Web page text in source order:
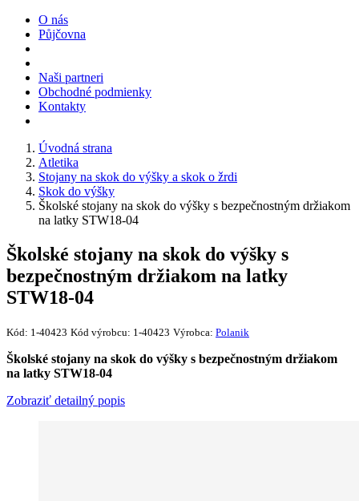
O nás
Půjčovna
Naši partneri
Obchodné podmienky
Kontakty
Úvodná strana
Atletika
Stojany na skok do výšky a skok o žrdi
Skok do výšky
Školské stojany na skok do výšky s bezpečnostným držiakom
na latky STW18-04
Školské stojany na skok do výšky s
bezpečnostným držiakom na latky
STW18-04
Kód: 1-40423 Kód výrobcu: 1-40423 Výrobca: Polanik
Školské stojany na skok do výšky s bezpečnostným držiakom
na latky STW18-04
Zobraziť detailný popis